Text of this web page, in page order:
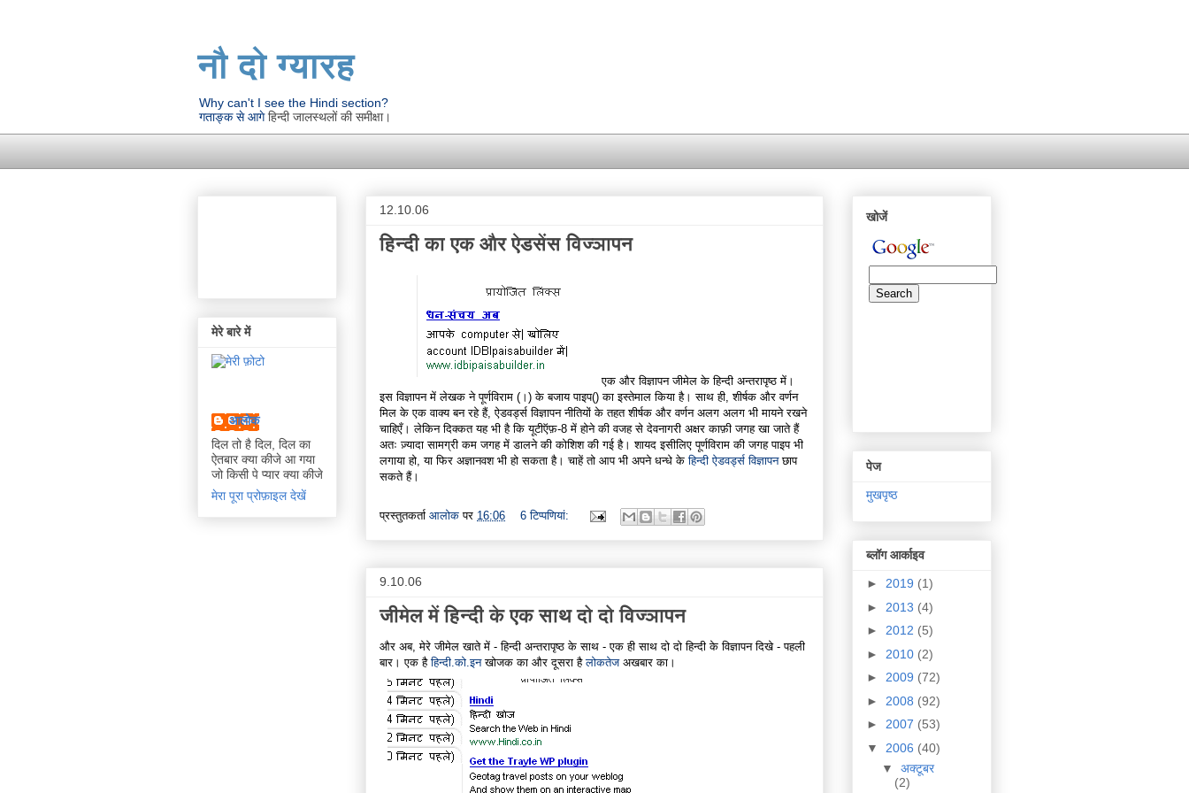
नौ दो ग्यारह
Why can't I see the Hindi section?
गताङ्क से आगेहिन्दी जालस्थलों की समीक्षा।
12.10.06
हिन्दी का एक और ऐडसेंस विज्ञापन
एक और विज्ञापन जीमेल के हिन्दी अन्तरापृष्ठ में।
इस विज्ञापन में लेखक ने पूर्णविराम (।) के बजाय पाइप() का इस्तेमाल किया है। साथ ही, शीर्षक और वर्णन
मिल के एक वाक्य बन रहे हैं, ऐडवर्ड्स विज्ञापन नीतियों के तहत शीर्षक और वर्णन अलग अलग भी मायने रखने
चाहिएँ। लेकिन दिक्कत यह भी है कि यूटीऍफ़-8 में होने की वजह से देवनागरी अक्षर काफ़ी जगह खा जाते हैं
अतः ज़्यादा सामग्री कम जगह में डालने की कोशिश की गई है। शायद इसीलिए पूर्णविराम की जगह पाइप भी
लगाया हो, या फिर अज्ञानवश भी हो सकता है। चाहें तो आप भी अपने धन्धे केहिन्दी ऐडवर्ड्स विज्ञापनछाप
सकते हैं।
प्रस्तुतकर्ता आलोक पर 16:06 6 टिप्‍पणियां:
9.10.06
जीमेल में हिन्दी के एक साथ दो दो विज्ञापन
और अब, मेरे जीमेल खाते में - हिन्दी अन्तरापृष्ठ के साथ - एक ही साथ दो दो हिन्दी के विज्ञापन दिखे - पहली
बार। एक हैहिन्दी.को.इनखोजक का और दूसरा हैलोकतेजअखबार का।
मेरे बारे में
आलोक
दिल तो है दिल, दिल का
ऐतबार क्या कीजे आ गया
जो किसी पे प्यार क्या कीजे
मेरा पूरा प्रोफ़ाइल देखें
खोजें
पेज
मुखपृष्ठ
ब्लॉग आर्काइव
► 2019 (1)
► 2013 (4)
► 2012 (5)
► 2010 (2)
► 2009 (72)
► 2008 (92)
► 2007 (53)
▼ 2006 (40)
▼ अक्टूबर
(2)